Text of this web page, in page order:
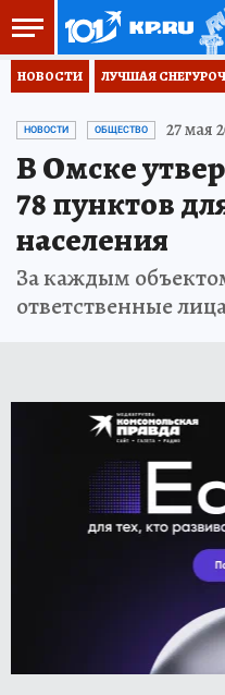
НОВОСТИ ЛУЧШАЯ
НОВОСТИ ОБЩЕСТВО 27 мая
В Омске
78 пунктов
населения
За каждым
ответственные